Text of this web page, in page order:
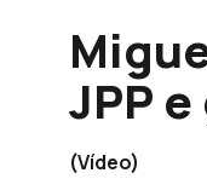
JPP
(Vídeo)